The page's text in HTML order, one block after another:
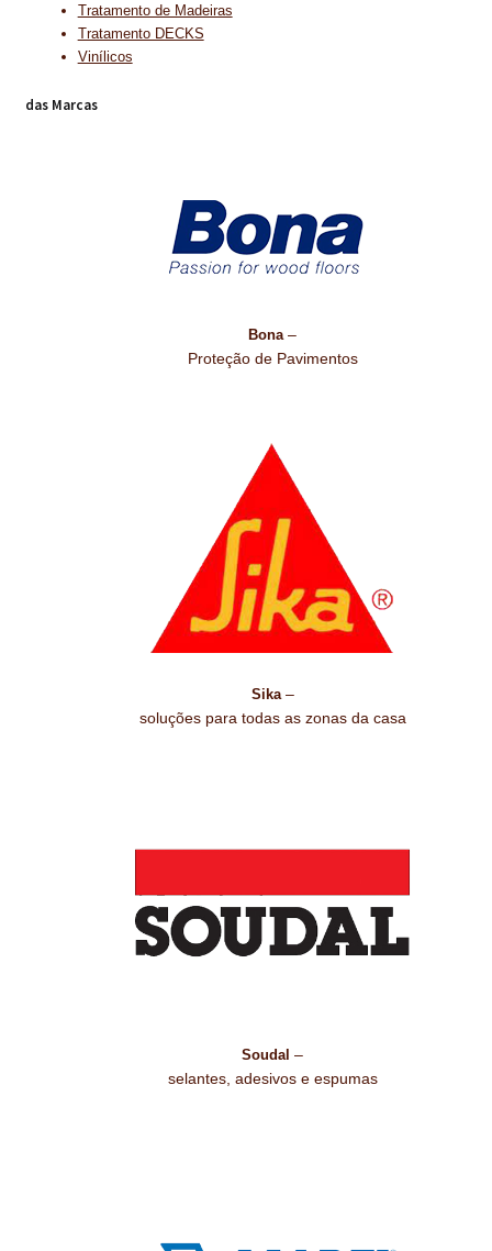
Tratamento de Madeiras
Tratamento DECKS
Vinílicos
das Marcas
Bona –
Proteção de Pavimentos
Sika–
soluções para todas as zonas da casa
Soudal –
selantes, adesivos e espumas